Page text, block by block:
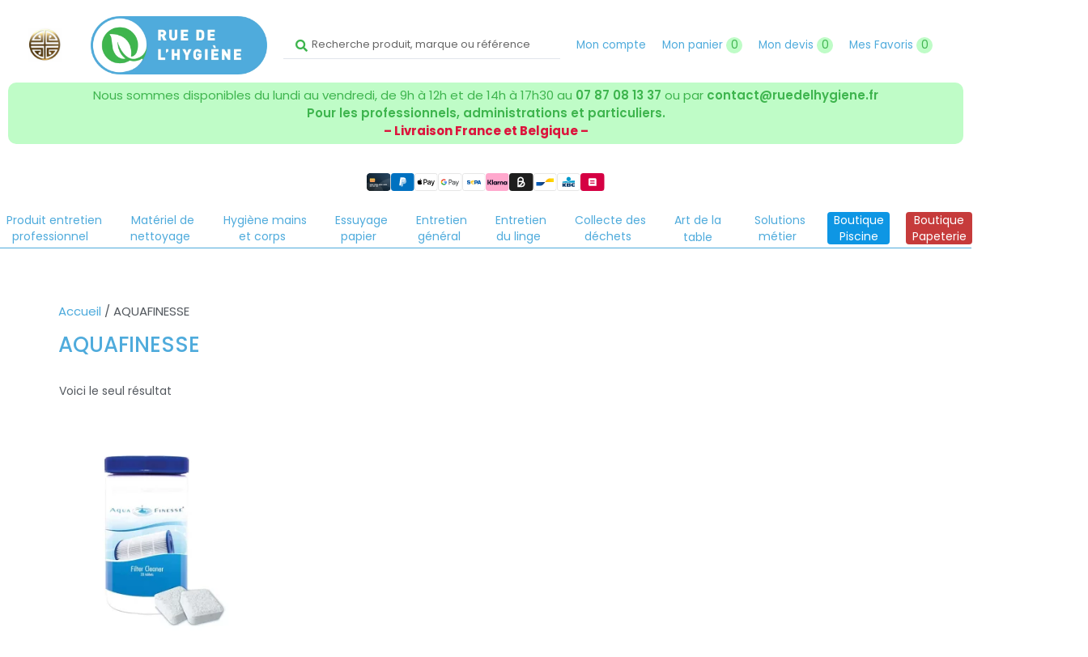
Mon compte Mon panier 0 Mon devis 0 Mes Favoris 0
Nous sommes disponibles du lundi au vendredi, de 9h à 12h et de 14h à 17h30 au 07 87 08 13 37 ou par contact@ruedelhygiene.fr
Pour les professionnels, administrations et particuliers.
– Livraison France et Belgique –
Produit entretien
professionnel
Matériel de
nettoyage
Hygiène mains
et corps
Essuyage
papier
Entretien
général
Entretien
du linge
Collecte des
déchets
Art de la
table
Solutions
métier
Boutique
Piscine
Boutique
Papeterie
Accueil / AQUAFINESSE
AQUAFINESSE
Voici le seul résultat